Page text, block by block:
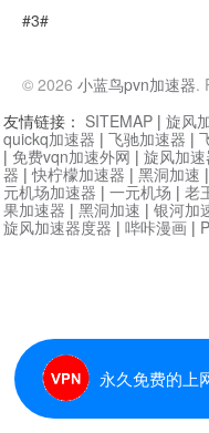
#3#
© 2026 小蓝鸟pvn加速器.
永久免费的上
友情链接： SITEMAP | 旋风
quickq加速器 | 飞驰加速器 |
| 免费vqn加速外网 | 旋风加速
器 |快柠檬加速器 | 黑洞加速 |
元机场加速器 | 一元机场 | 老
果加速器 | 黑洞加速 | 银河加
旋风加速器度器 | 哔咔漫画 |